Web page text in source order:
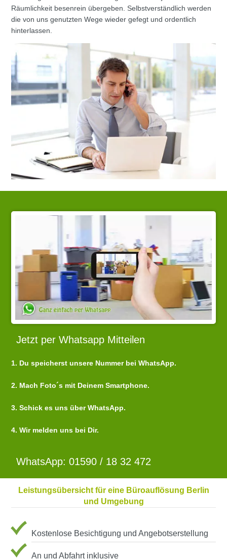
Räumlichkeit besenrein übergeben. Selbstverständlich werden
die von uns genutzten Wege wieder gefegt und ordentlich
hinterlassen.
Jetzt per Whatsapp Mitteilen
1. Du speicherst unsere Nummer bei WhatsApp.
2. Mach Foto´s mit Deinem Smartphone.
3. Schick es uns über WhatsApp.
4. Wir melden uns bei Dir.
WhatsApp: 01590 / 18 32 472
Leistungsübersicht für eine Büroauflösung Berlin
und Umgebung
Kostenlose Besichtigung und Angebotserstellung
An und Abfahrt inklusive